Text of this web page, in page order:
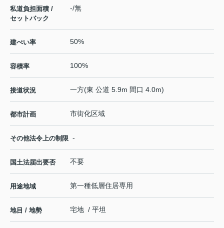
私道負担面積 /
セットバック
-/無
建ぺい率 50%
容積率 100%
接道状況 一方(東 公道 5.9m 間口 4.0m)
都市計画 市街化区域
その他法令上の制限 -
国土法届出要否 不要
用途地域 第一種低層住居専用
地目 / 地勢 宅地 / 平坦